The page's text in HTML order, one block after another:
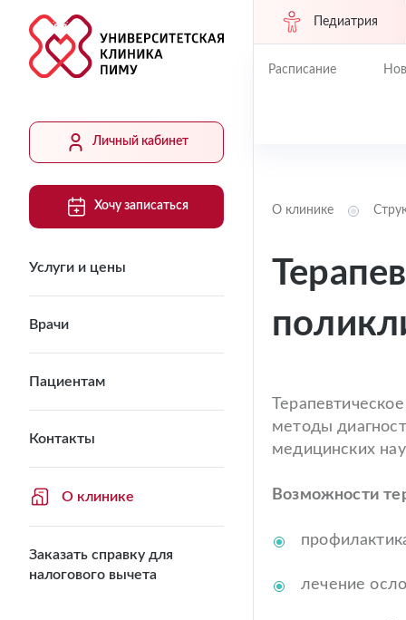
Личный кабинет
Хочу записаться
Услуги и цены
Врачи
Пациентам
Контакты
О клинике
Заказать справку для
налогового вычета
Педиатрия
Расписание
О клинике
методы
медицинских
Возможности
лечение